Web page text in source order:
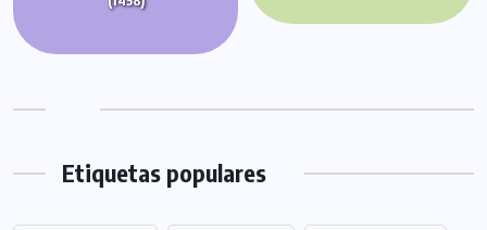
Etiquetas populares